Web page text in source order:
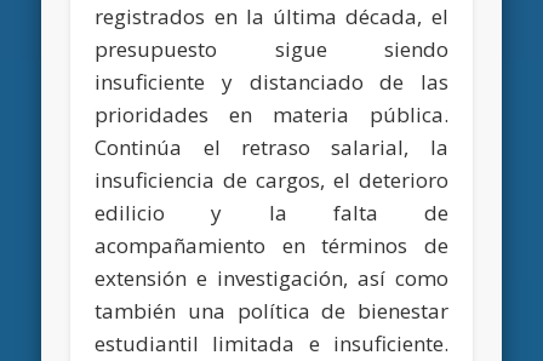
registrados en la última década, el
presupuesto sigue siendo
insuficiente y distanciado de las
prioridades en materia pública.
Continúa el retraso salarial, la
insuficiencia de cargos, el deterioro
edilicio y la falta de
acompañamiento en términos de
extensión e investigación, así como
también una política de bienestar
estudiantil limitada e insuficiente.